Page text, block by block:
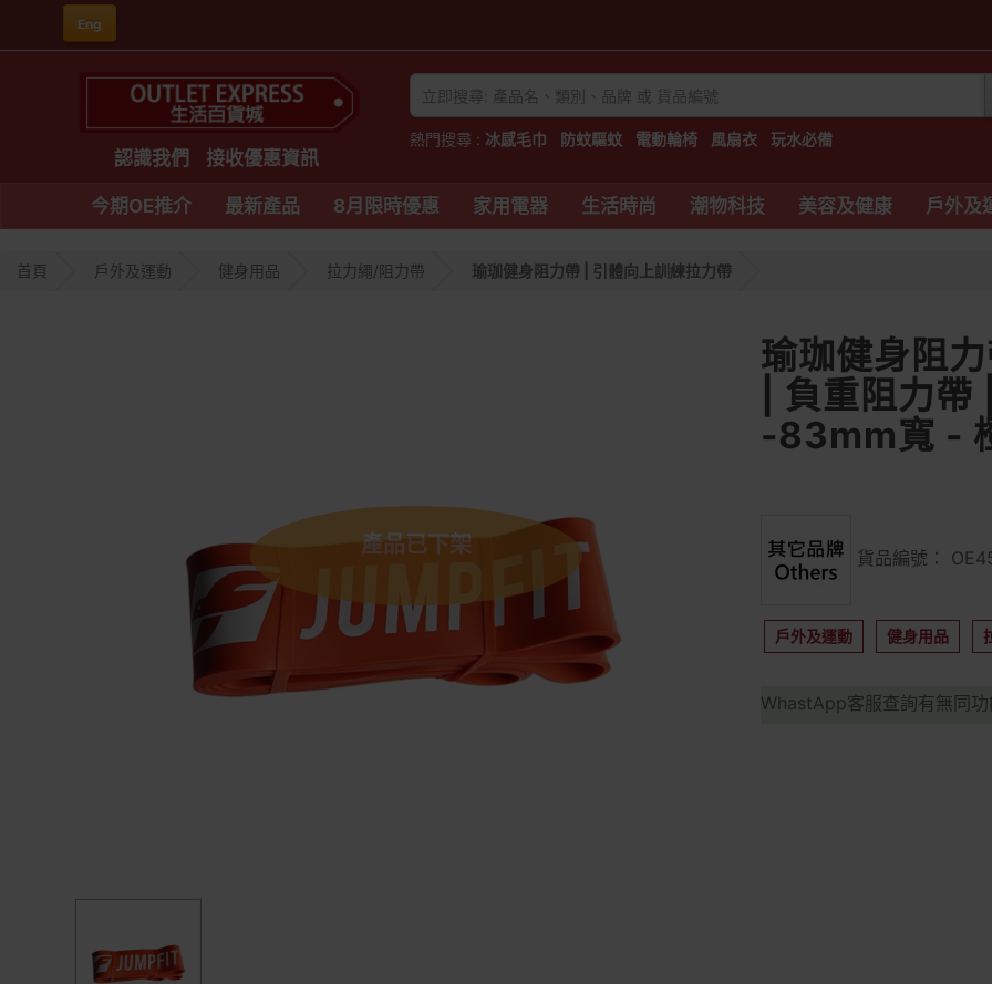
Eng
認識我們 接收優惠資訊
熱門搜尋 : 冰感毛巾 防蚊驅蚊 電動輪椅 風扇衣 玩水必備
今期OE推介 最新產品 8月限時優惠 家用電器 生活時尚 潮物科技 美容及健康 戶外及
首頁 戶外及運動 健身用品 拉力繩/阻力帶 瑜珈健身阻力帶 | 引體向上訓練拉力帶
產品已下架
瑜珈健身阻
| 負重阻力
-83mm寬 -
貨品編號：
戶外及運動 健身用品
WhastApp客服查詢有無同